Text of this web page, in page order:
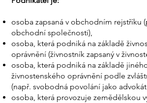
osoba zapsaná v obchodním rejstříku
obchodní společnosti),
osoba, která podniká na základě
oprávnění (živnostník zapsaný v
osoba, která podniká na základě
živnostenského oprávnění podle
(např. svobodná povolání jako
osoba, která provozuje zemědělskou